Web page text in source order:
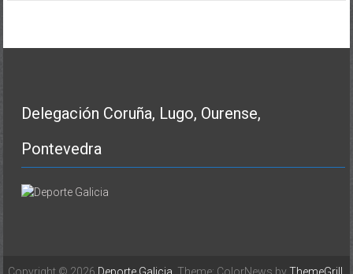
Delegación Coruña, Lugo, Ourense,
Pontevedra
Copyright © 2026 Deporte Galicia . Theme: ColorNews byThemeGrill